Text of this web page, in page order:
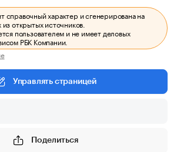
справочный характер и сгенерирована на
открытых источников.
пользователем и не имеет деловых
РБК Компании.
Управлять страницей
Поделиться